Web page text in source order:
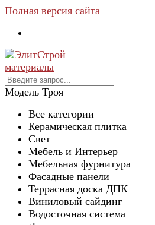
Полная версия сайта
Модель Троя
Все категории
Керамическая плитка
Свет
Мебель и Интерьер
Мебельная фурнитура
Фасадные панели
Террасная доска ДПК
Виниловый сайдинг
Водосточная система